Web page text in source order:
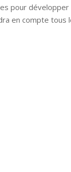
pour
en compte tous